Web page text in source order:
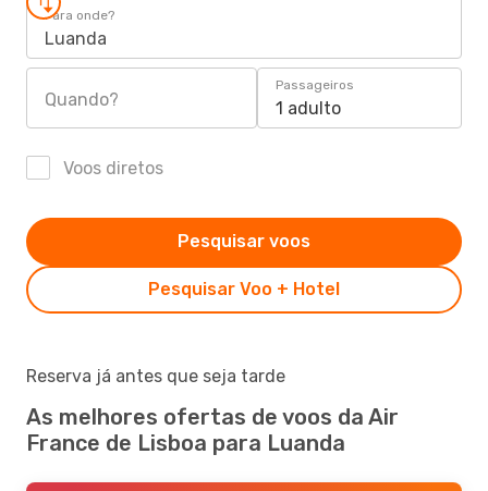
Para onde?
Luanda
Quando?
Passageiros
1 adulto
Voos diretos
Pesquisar Voo + Hotel
Pesquisar voos
Reserva já antes que seja tarde
As melhores ofertas de voos da Air
France de Lisboa para Luanda